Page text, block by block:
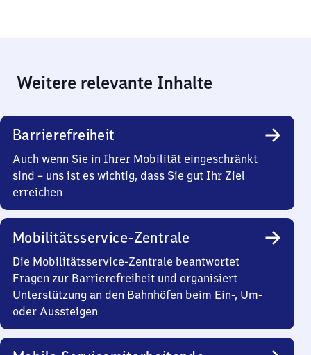
Weitere relevante Inhalte
Barrierefreiheit
Auch wenn Sie in Ihrer Mobilität eingeschränkt
sind – uns ist es wichtig, dass Sie gut Ihr Ziel
erreichen
Mobilitätsservice-Zentrale
Die Mobilitätsservice-Zentrale beantwortet
Fragen zur Barrierefreiheit und organisiert
Unterstützung an den Bahnhöfen beim Ein-, Um-
oder Aussteigen